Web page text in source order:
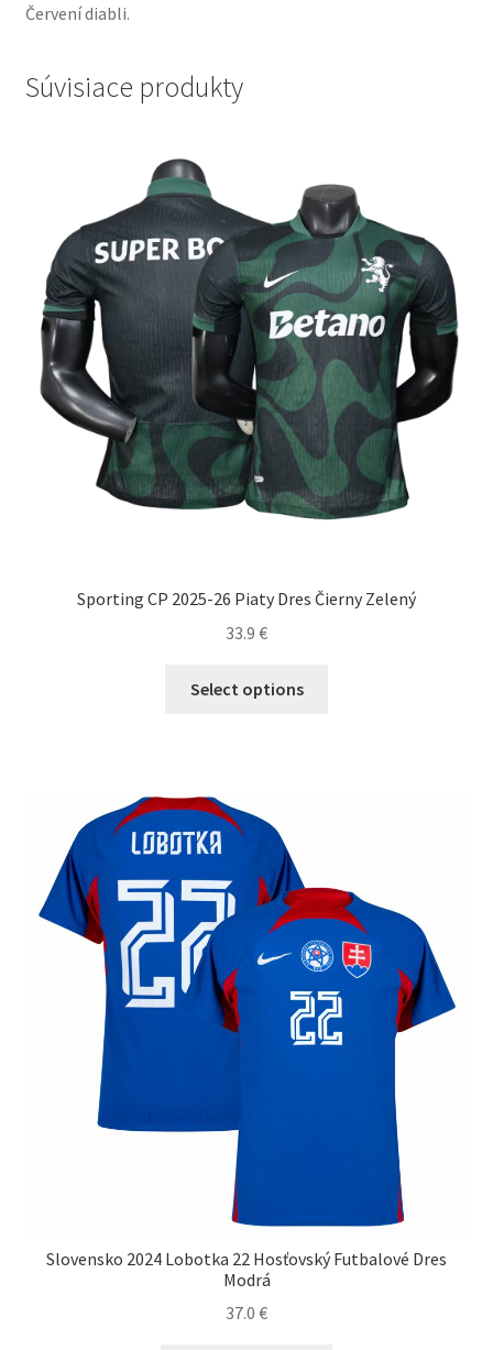
Červení diabli.
Súvisiace produkty
Sporting CP 2025-26 Piaty Dres Čierny Zelený
33.9 €
Select options
vybrať
na
stránke
produktu.
Slovensko 2024 Lobotka 22 Hosťovský Futbalové Dres
Modrá
37.0 €